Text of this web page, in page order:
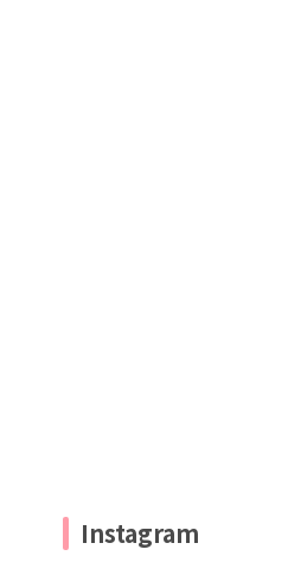
Instagram